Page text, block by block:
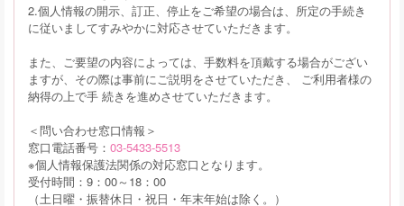
2.個人情報の開示、訂正、停止をご希望の場合は、所定の手続き
に従いましてすみやかに対応させていただきます。
また、ご要望の内容によっては、手数料を頂戴する場合がござい
ますが、その際は事前にご説明をさせていただき、 ご利用者様の
納得の上で手 続きを進めさせていただきます。
＜問い合わせ窓口情報＞
窓口電話番号： 03-5433-5513
※個人情報保護法関係の対応窓口となります。
受付時間：9：00～18：00
（土日曜・振替休日・祝日・年末年始は除く。）